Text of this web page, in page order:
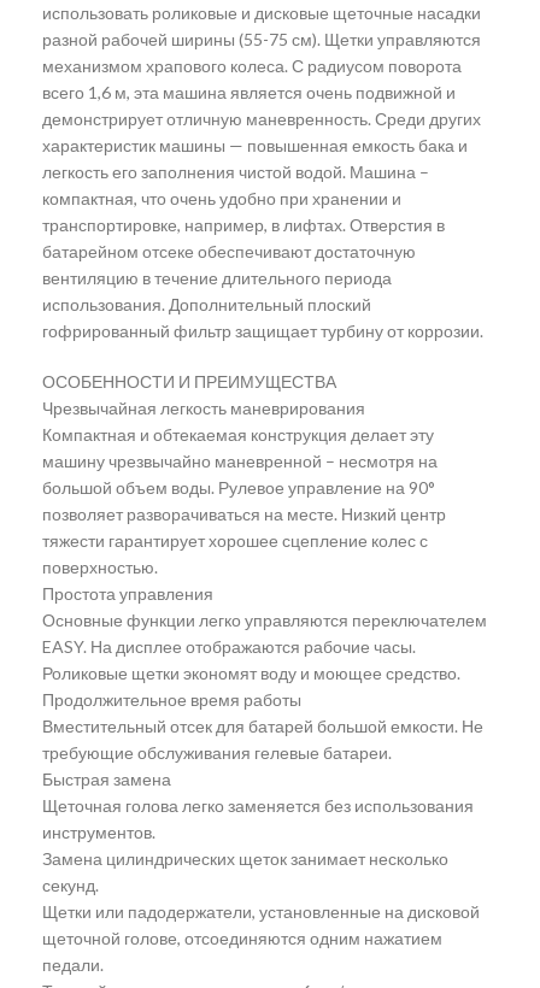
использовать роликовые и дисковые щеточные насадки
разной рабочей ширины (55-75 см). Щетки управляются
механизмом храпового колеса. С радиусом поворота
всего 1,6 м, эта машина является очень подвижной и
демонстрирует отличную маневренность. Среди других
характеристик машины — повышенная емкость бака и
легкость его заполнения чистой водой. Машина –
компактная, что очень удобно при хранении и
транспортировке, например, в лифтах. Отверстия в
батарейном отсеке обеспечивают достаточную
вентиляцию в течение длительного периода
использования. Дополнительный плоский
гофрированный фильтр защищает турбину от коррозии.
ОСОБЕННОСТИ И ПРЕИМУЩЕСТВА
Чрезвычайная легкость маневрирования
Компактная и обтекаемая конструкция делает эту
машину чрезвычайно маневренной – несмотря на
большой объем воды. Рулевое управление на 90°
позволяет разворачиваться на месте. Низкий центр
тяжести гарантирует хорошее сцепление колес с
поверхностью.
Простота управления
Основные функции легко управляются переключателем
EASY. На дисплее отображаются рабочие часы.
Роликовые щетки экономят воду и моющее средство.
Продолжительное время работы
Вместительный отсек для батарей большой емкости. Не
требующие обслуживания гелевые батареи.
Быстрая замена
Щеточная голова легко заменяется без использования
инструментов.
Замена цилиндрических щеток занимает несколько
секунд.
Щетки или падодержатели, установленные на дисковой
щеточной голове, отсоединяются одним нажатием
педали.